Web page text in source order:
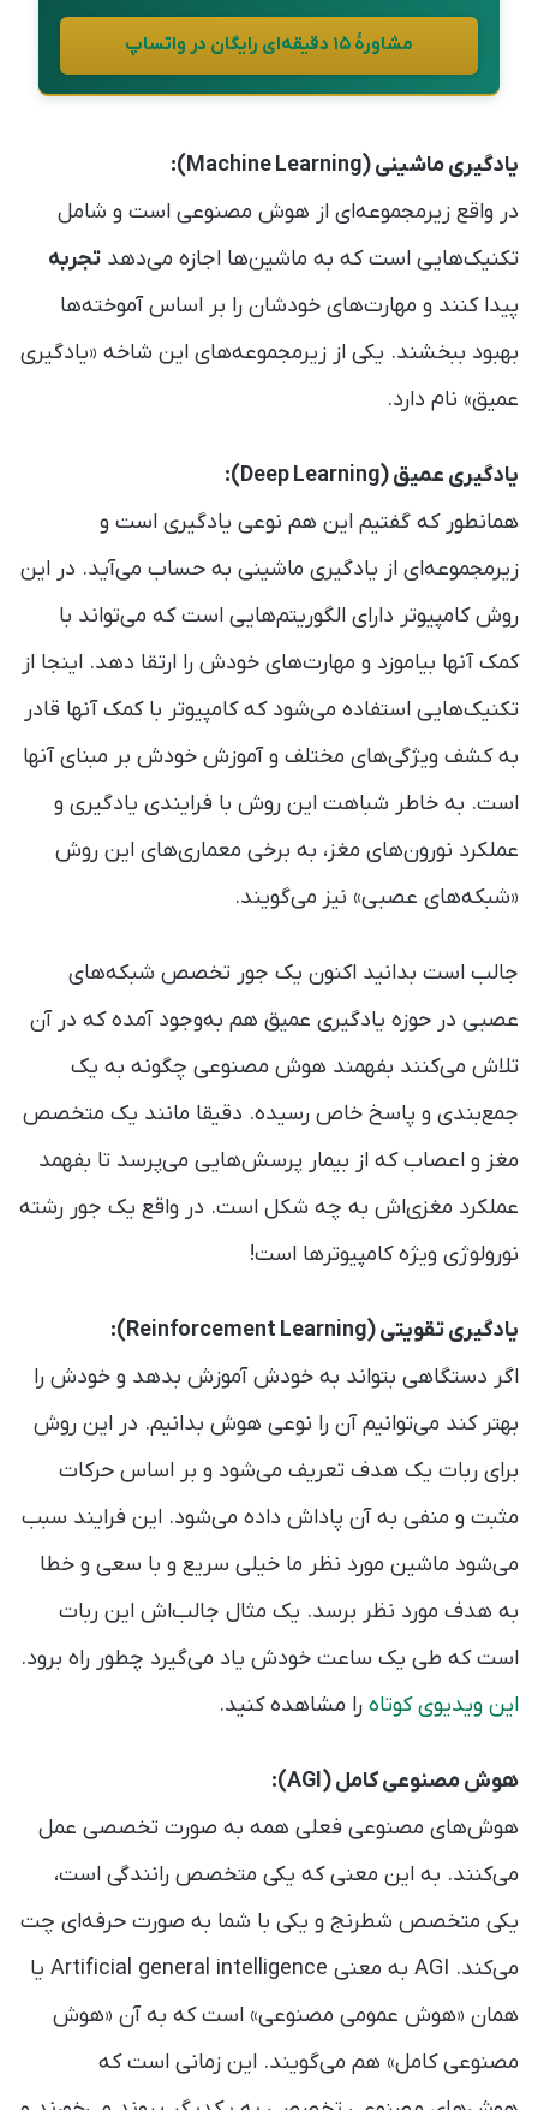
مشاورهٔ ۱۵ دقیقه‌ای رایگان در واتساپ
یادگیری ماشینی (Machine Learning):
در واقع زیرمجموعه‌ای از هوش مصنوعی است و شامل
تکنیک‌هایی است که به ماشین‌ها اجازه می‌دهد تجربه
پیدا کنند و مهارت‌های خودشان را بر اساس آموخته‌ها
بهبود ببخشند. یکی از زیرمجموعه‌های این شاخه «یادگیری
عمیق» نام دارد.
یادگیری عمیق (Deep Learning):
همانطور که گفتیم این هم نوعی یادگیری است و
زیرمجموعه‌ای از یادگیری ماشینی به حساب می‌آید. در این
روش کامپیوتر دارای الگوریتم‌هایی است که می‌تواند با
کمک آنها بیاموزد و مهارت‌های خودش را ارتقا دهد. اینجا از
تکنیک‌هایی استفاده می‌شود که کامپیوتر با کمک‌ آنها قادر
به کشف ویژگی‌های مختلف و آموزش خودش بر مبنای آنها
است. به خاطر شباهت این روش با فرایندی یادگیری و
عملکرد نورون‌های مغز، به برخی معماری‌های این روش
«شبکه‌های عصبی» نیز می‌گویند.
جالب است بدانید اکنون یک جور تخصص شبکه‌های
عصبی در حوزه یادگیری عمیق هم به‌وجود آمده که در آن
تلاش می‌کنند بفهمند هوش مصنوعی چگونه به یک
جمع‌بندی و پاسخ خاص رسیده. دقیقا مانند یک متخصص
مغز و اعصاب که از بیمار پرسش‌هایی می‌پرسد تا بفهمد
عملکرد مغزی‌اش به چه شکل است. در واقع یک جور رشته
نورولوژی ویژه کامپیوترها است!
یادگیری تقویتی (Reinforcement Learning):
اگر دستگاهی بتواند به خودش آموزش بدهد و خودش را
بهتر کند می‌توانیم آن را نوعی هوش بدانیم. در این روش
برای ربات یک هدف تعریف می‌شود و بر اساس حرکات
مثبت و منفی به آن پاداش داده می‌شود. این فرایند سبب
می‌شود ماشین مورد نظر ما خیلی سریع و با سعی و خطا
به هدف مورد نظر برسد. یک مثال جالب‌اش این ربات
است که طی یک ساعت خودش یاد می‌گیرد چطور راه برود.
این ویدیوی کوتاه را مشاهده کنید.
هوش مصنوعی کامل (AGI):
هوش‌های مصنوعی فعلی همه به صورت تخصصی عمل
می‌کنند. به این معنی که یکی متخصص رانندگی است،
یکی متخصص شطرنج و یکی با شما به صورت حرفه‌ای چت
می‌کند. AGI به معنی Artificial general intelligence یا
همان «هوش عمومی مصنوعی» است که به آن «هوش
مصنوعی کامل» هم می‌گویند. این زمانی است که